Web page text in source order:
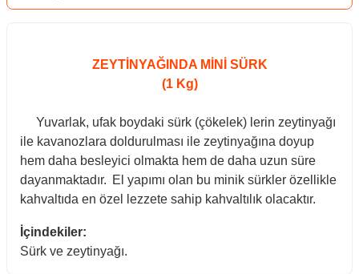
ZEYTİNYAĞINDA MİNİ SÜRK
(1 Kg)
Yuvarlak, ufak boydaki sürk (çökelek) lerin zeytinyağı
ile kavanozlara doldurulması ile zeytinyağına doyup
hem daha besleyici olmakta hem de daha uzun süre
dayanmaktadır. El yapımı olan bu minik sürkler özellikle
kahvaltıda en özel lezzete sahip kahvaltılık olacaktır.
İçindekiler:
Sürk ve zeytinyağı.